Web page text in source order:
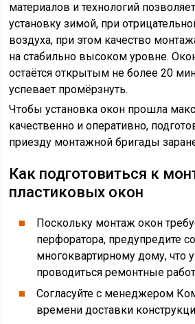
материалов и технологий
установку зимой, при
воздуха, при этом качество
на стабильно высоком уровне.
остаётся открытым не более 20
успевает промёрзнуть.
Чтобы установка окон прошла
качественно и оперативно,
приезду монтажной бригады
Как подготовиться к
пластиковых окон
Поскольку монтаж окон
перфоратора, предупредите
многоквартирному дому, что
проводиться ремонтные
Согласуйте с менеджером
времени доставки